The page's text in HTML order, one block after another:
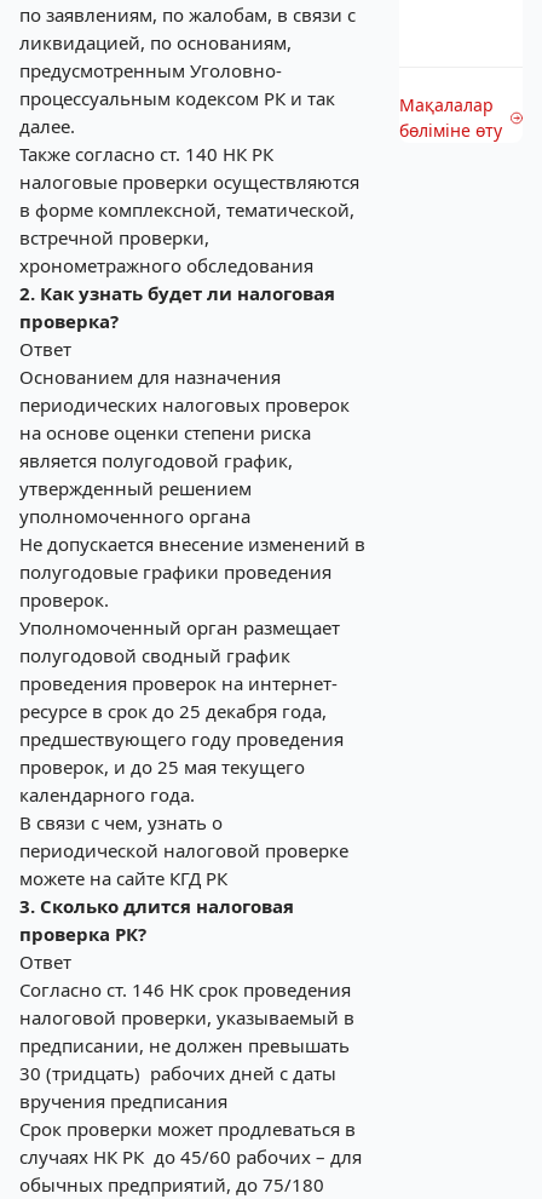
по заявлениям, по жалобам, в связи с
ликвидацией, по основаниям,
предусмотренным Уголовно-
процессуальным кодексом РК и так
далее.
Также согласно ст. 140 НК РК
налоговые проверки осуществляются
в форме комплексной, тематической,
встречной проверки,
хронометражного обследования
2. Как узнать будет ли налоговая
проверка?
Ответ
Основанием для назначения
периодических налоговых проверок
на основе оценки степени риска
является полугодовой график,
утвержденный решением
уполномоченного органа
Не допускается внесение изменений в
полугодовые графики проведения
проверок.
Уполномоченный орган размещает
полугодовой сводный график
проведения проверок на интернет-
ресурсе в срок до 25 декабря года,
предшествующего году проведения
проверок, и до 25 мая текущего
календарного года.
В связи с чем, узнать о
периодической налоговой проверке
можете на сайте КГД РК
3. Сколько длится налоговая
проверка РК?
Ответ
Согласно ст. 146 НК срок проведения
налоговой проверки, указываемый в
предписании, не должен превышать
30 (тридцать) рабочих дней с даты
вручения предписания
Срок проверки может продлеваться в
случаях НК РК до 45/60 рабочих – для
обычных предприятий, до 75/180
Мақалалар
бөліміне өту